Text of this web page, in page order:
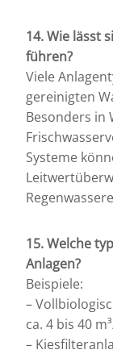
14. Wie lässt
führen?
Viele
gereinigten
Besonders in
Systeme
15. Welche
Anlagen?
Beispiele:
–
ca. 4 bis 40
–